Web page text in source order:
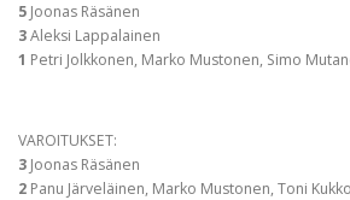
5 Joonas Räsänen
3Aleksi Lappalainen
1 Petri Jolkkonen, Marko Mustonen, Simo
VAROITUKSET:
3 Joonas Räsänen
2 Panu Järveläinen, Marko Mustonen, Toni